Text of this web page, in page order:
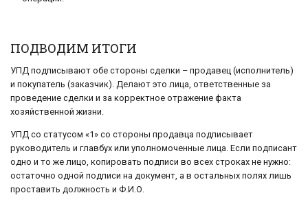
ПОДВОДИМ ИТОГИ
УПД подписывают обе стороны сделки – продавец (исполнитель)
и покупатель (заказчик). Делают это лица, ответственные за
проведение сделки и за корректное отражение факта
хозяйственной жизни.
УПД со статусом «1» со стороны продавца подписывает
руководитель и главбух или уполномоченные лица. Если подписант
одно и то же лицо, копировать подписи во всех строках не нужно:
остаточно одной подписи на документ, а в остальных полях лишь
проставить должность и Ф.И.О.